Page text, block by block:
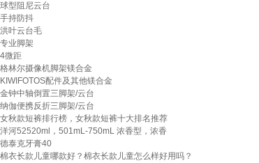
球型阻尼云台
手持防抖
洪叶云台毛
专业脚架
4微距
格林尔摄像机脚架镁合金
KIWIFOTOS配件及其他镁合金
金钟中轴倒置三脚架/云台
纳伽便携反折三脚架/云台
女秋款短裤排行榜，女秋款短裤十大排名推荐
洋河52520ml，501mL-750mL 浓香型，浓香
德泰克牙膏40
棉衣长款儿童哪款好？棉衣长款儿童怎么样好用吗？